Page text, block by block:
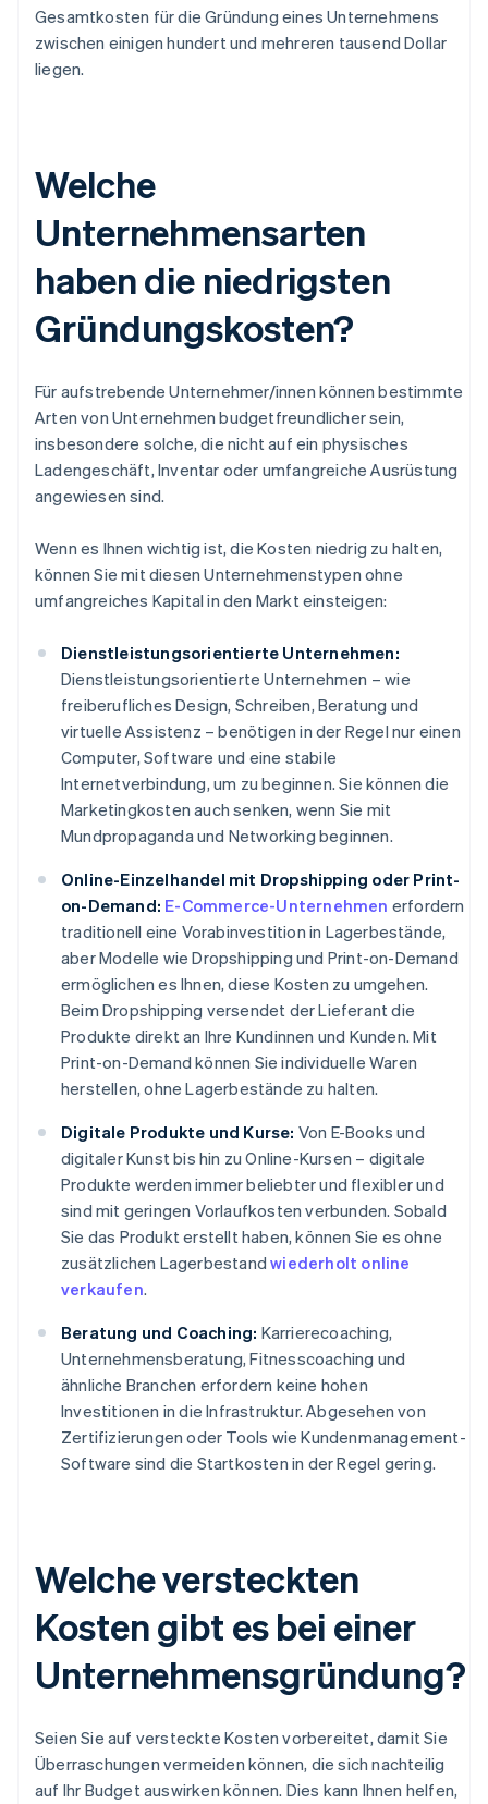
Gesamtkosten für die Gründung eines Unternehmens
zwischen einigen hundert und mehreren tausend Dollar
liegen.
Welche
Unternehmensarten
haben die niedrigsten
Gründungskosten?
Für aufstrebende Unternehmer/innen können bestimmte
Arten von Unternehmen budgetfreundlicher sein,
insbesondere solche, die nicht auf ein physisches
Ladengeschäft, Inventar oder umfangreiche Ausrüstung
angewiesen sind.
Wenn es Ihnen wichtig ist, die Kosten niedrig zu halten,
können Sie mit diesen Unternehmenstypen ohne
umfangreiches Kapital in den Markt einsteigen:
Dienstleistungsorientierte Unternehmen:
Dienstleistungsorientierte Unternehmen – wie
freiberufliches Design, Schreiben, Beratung und
virtuelle Assistenz – benötigen in der Regel nur einen
Computer, Software und eine stabile
Internetverbindung, um zu beginnen. Sie können die
Marketingkosten auch senken, wenn Sie mit
Mundpropaganda und Networking beginnen.
Online-Einzelhandel mit Dropshipping oder Print-
on-Demand: E-Commerce-Unternehmen erfordern
traditionell eine Vorabinvestition in Lagerbestände,
aber Modelle wie Dropshipping und Print-on-Demand
ermöglichen es Ihnen, diese Kosten zu umgehen.
Beim Dropshipping versendet der Lieferant die
Produkte direkt an Ihre Kundinnen und Kunden. Mit
Print-on-Demand können Sie individuelle Waren
herstellen, ohne Lagerbestände zu halten.
Digitale Produkte und Kurse: Von E-Books und
digitaler Kunst bis hin zu Online-Kursen – digitale
Produkte werden immer beliebter und flexibler und
sind mit geringen Vorlaufkosten verbunden. Sobald
Sie das Produkt erstellt haben, können Sie es ohne
zusätzlichen Lagerbestandwiederholt online
verkaufen.
Beratung und Coaching: Karrierecoaching,
Unternehmensberatung, Fitnesscoaching und
ähnliche Branchen erfordern keine hohen
Investitionen in die Infrastruktur. Abgesehen von
Zertifizierungen oder Tools wie Kundenmanagement-
Software sind die Startkosten in der Regel gering.
Welche versteckten
Kosten gibt es bei einer
Unternehmensgründung?
Seien Sie auf versteckte Kosten vorbereitet, damit Sie
Überraschungen vermeiden können, die sich nachteilig
auf Ihr Budget auswirken können. Dies kann Ihnen helfen,